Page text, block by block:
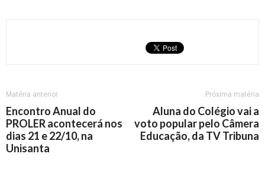
Matéria anterior
Encontro Anual do
PROLER acontecerá nos
dias 21 e 22/10, na
Unisanta
Próxima matéria
Aluna do Colégio vai a
voto popular pelo Câmera
Educação, da TV Tribuna